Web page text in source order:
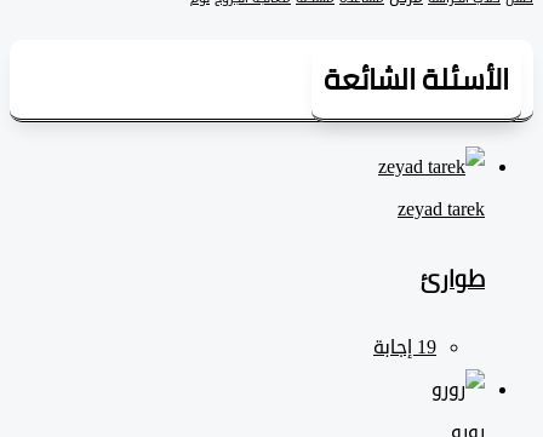
الشائعة
zeyad ‎tarek
طوارئ